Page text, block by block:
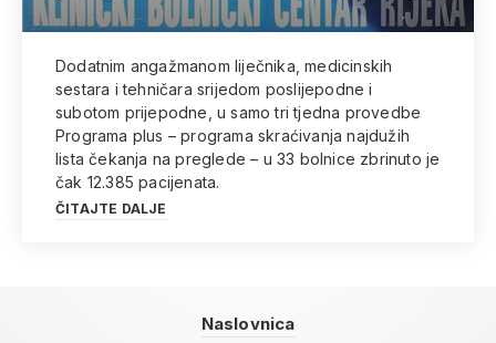
Dodatnim angažmanom liječnika, medicinskih
sestara i tehničara srijedom poslijepodne i
subotom prijepodne, u samo tri tjedna provedbe
Programa plus – programa skraćivanja najdužih
lista čekanja na preglede – u 33 bolnice zbrinuto je
čak 12.385 pacijenata.
ČITAJTE DALJE
Naslovnica